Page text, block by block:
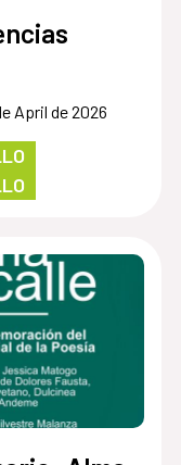
April de 2026